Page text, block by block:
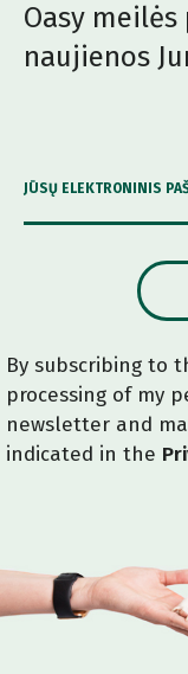
Oasy
naujienos
JŪSŲ ELEKTRONINIS
By subscribing to
processing of my
newsletter and
indicated in the